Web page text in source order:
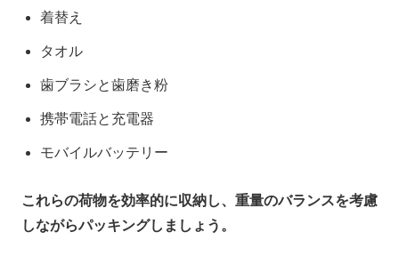
着替え
タオル
歯ブラシと歯磨き粉
携帯電話と充電器
モバイルバッテリー
これらの荷物を効率的に収納し、重量のバランスを考慮
しながらパッキングしましょう。